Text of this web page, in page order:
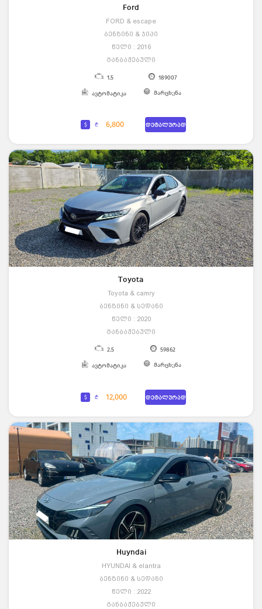
Ford
FORD & escape
ბენზინი & ჯიპი
წელი : 2016
განბაჟებული
1.5 189007
ავტომატიკა მარცხენა
$ ₾ 6,800 დეტალურად
Toyota
Toyota & camry
ბენზინი & სედანი
წელი : 2020
განბაჟებული
2.5 59862
ავტომატიკა მარცხენა
$ ₾ 12,000 დეტალურად
Huyndai
HYUNDAI & elantra
ბენზინი & სედანი
წელი : 2022
განბაჟებული